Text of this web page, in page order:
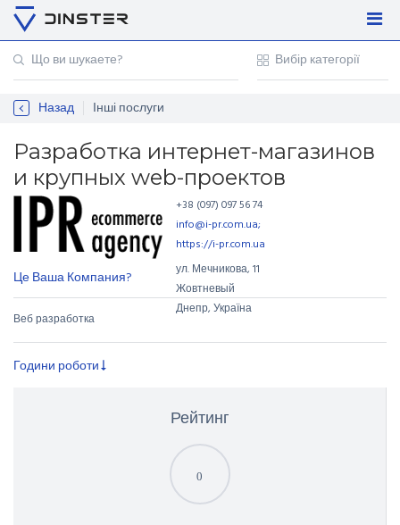
Регістрація
Для підприємців
Назад Інші послуги
Разработка интернет-магазинов
и крупных web-проектов
Це Ваша Компания?
Веб разработка
+38 (097) 097 56 74
info@i-pr.com.ua;
https://i-pr.com.ua
ул. Мечникова,11
Жовтневый
Днепр, Україна
Години роботи
Рейтинг
0